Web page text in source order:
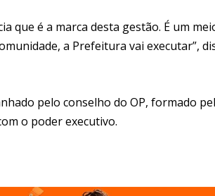
que é a marca desta gestão. É um
a Prefeitura vai executar”,
pelo conselho do OP, formado
o poder executivo.